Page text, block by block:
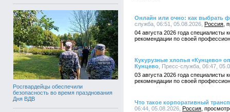
Росгвардейцы обеспечили
безопасность во время празднования
Дня ВДВ
Онлайн или очно: как выбрать
служба, 06:51, 05.08.2026, Россия
04 августа 2026 года специалисты
рекомендации по своей
Кукурузные хлопья «Кунцево»
Кунцево , Пресс-служба, 06:47,
03 августа 2026 года специалисты
рекомендации по своей
Что такое корпоративный
06:44, 05.08.2026, Россия